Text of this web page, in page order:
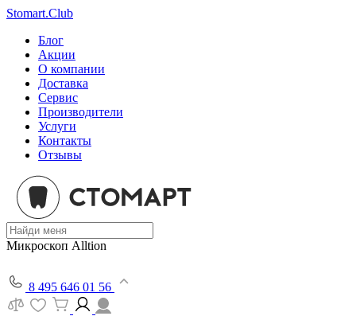
Stomart.Club
Блог
Акции
О компании
Доставка
Сервис
Производители
Услуги
Контакты
Отзывы
Микроскоп Alltion
8 495 646 01 56